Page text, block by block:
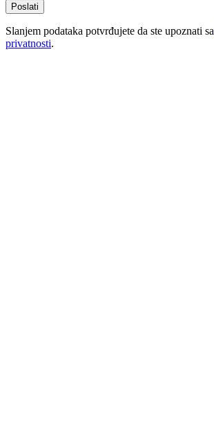
Poslati
Slanjem podataka potvrđujete da ste upoznati sa
privatnosti.